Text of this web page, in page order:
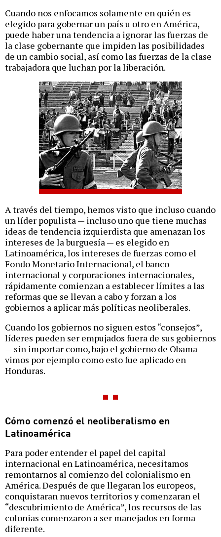
Cuando nos enfocamos solamente en quién es
elegido para gobernar un país u otro en América,
puede haber una tendencia a ignorar las fuerzas de
la clase gobernante que impiden las posibilidades
de un cambio social, así como las fuerzas de la clase
trabajadora que luchan por la liberación.
A través del tiempo, hemos visto que incluso cuando
un líder populista — incluso uno que tiene muchas
ideas de tendencia izquierdista que amenazan los
intereses de la burguesía — es elegido en
Latinoamérica, los intereses de fuerzas como el
Fondo Monetario Internacional, el banco
internacional y corporaciones internacionales,
rápidamente comienzan a establecer límites a las
reformas que se llevan a cabo y forzan a los
gobiernos a aplicar más políticas neoliberales.
Cuando los gobiernos no siguen estos “consejos”,
líderes pueden ser empujados fuera de sus gobiernos
— sin importar como, bajo el gobierno de Obama
vimos por ejemplo como esto fue aplicado en
Honduras.
Cómo comenzó el neoliberalismo en
Latinoamérica
Para poder entender el papel del capital
internacional en Latinoamérica, necesitamos
remontarnos al comienzo del colonialismo en
América. Después de que llegaran los europeos,
conquistaran nuevos territorios y comenzaran el
“descubrimiento de América”, los recursos de las
colonias comenzaron a ser manejados en forma
diferente.